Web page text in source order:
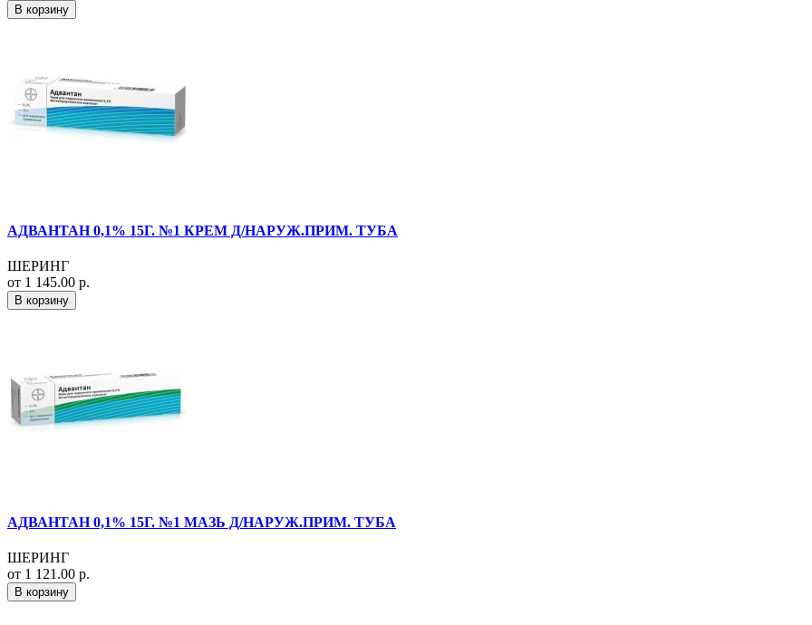
В корзину
АДВАНТАН 0,1% 15Г. №1 КРЕМ Д/НАРУЖ.ПРИМ. ТУБА
ШЕРИНГ
от 1 145.00 р.
В корзину
АДВАНТАН 0,1% 15Г. №1 МАЗЬ Д/НАРУЖ.ПРИМ. ТУБА
ШЕРИНГ
от 1 121.00 р.
В корзину